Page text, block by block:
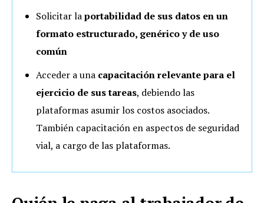
Solicitar laportabilidad de sus datos en un
formato estructurado, genérico y de uso
común
Acceder a una capacitación relevante para el
ejercicio de sus tareas, debiendo las
plataformas asumir los costos asociados.
También capacitación en aspectos de seguridad
vial, a cargo de las plataformas.